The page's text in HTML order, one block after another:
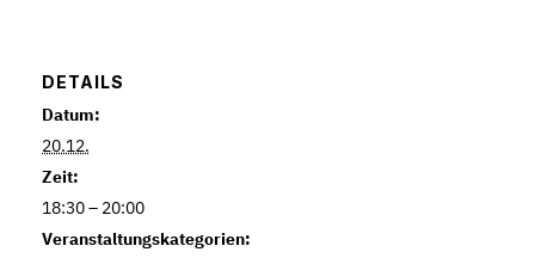
DETAILS
Datum:
20.12.
Zeit:
18:30 – 20:00
Veranstaltungskategorien: